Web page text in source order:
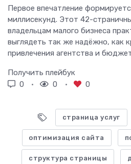
Первое впечатление
миллисекунд. Этот 42-
владельцам малого бизнеса
выглядеть так же надёжно, как
привлечения агентства и
Получить плейбук
0
0 0
страница услуг
оптимизация сайта
структура страницы